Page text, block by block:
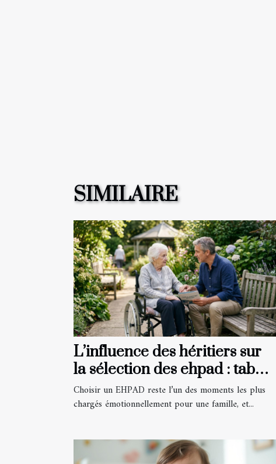
SIMILAIRE
L’influence des héritiers sur
la sélection des ehpad : tabou
ou réalité ?
Choisir un EHPAD reste l’un des moments les plus
chargés émotionnellement pour une famille, et...